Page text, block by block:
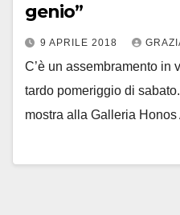
genio”
9 APRILE 2018
C’è un assembramento in
tardo pomeriggio di
mostra alla Galleria